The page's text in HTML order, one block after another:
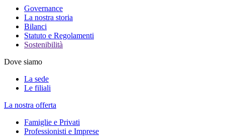
Governance
La nostra storia
Bilanci
Statuto e Regolamenti
Sostenibilità
Dove siamo
La sede
Le filiali
La nostra offerta
Famiglie e Privati
Professionisti e Imprese